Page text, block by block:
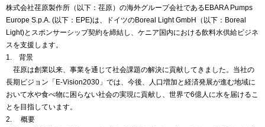
株式会社荏原製作所（以下：荏原）の海外グループ会社であるEBARA Pumps
Europe S.p.A. (以下：EPE)は、ドイツのBoreal Light GmbH（以下：Boreal
Light)とスポンサーシップ契約を締結し、ケニア国内における飲料水供給ビジネ
スを支援します。
1. 背景
荏原は創業以来、事業を通じて社会課題の解決に貢献してきました。当社の
長期ビジョン「E-Vision2030」では、今後、人口増加と経済発展が進む地域に
おいて水や食べ物に困らない社会の実現に貢献し、世界で6億人に水を届けるこ
とを目指しています。
2. 概要